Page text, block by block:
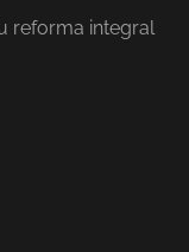
reforma integral